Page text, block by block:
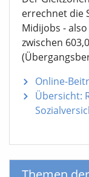
errechnet die
Midijobs -
zwischen
Online-
Übersicht: